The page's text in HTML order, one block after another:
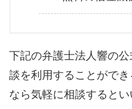
下記の弁護士法人響の
談を利用することがで
なら気軽に相談するとい